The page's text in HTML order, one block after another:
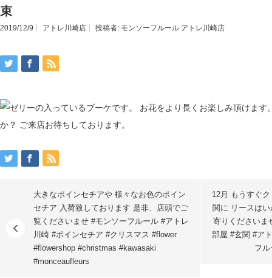
束
2019/12/9 アトレ川崎店 投稿者: モンソーフルール アトレ川崎店
大きなポインセチアや 様々なお色のポイン
セチア 入荷致しております️ 是非、店頭でご
覧くださいませ #モンソーフルール #アトレ
川崎 #ポインセチア #クリスマス #flower
#flowershop #christmas #kawasaki
#monceaufleurs
12月 もうすぐ
関に リースは
寄りくださいま
部屋 #玄関 #ア
フ